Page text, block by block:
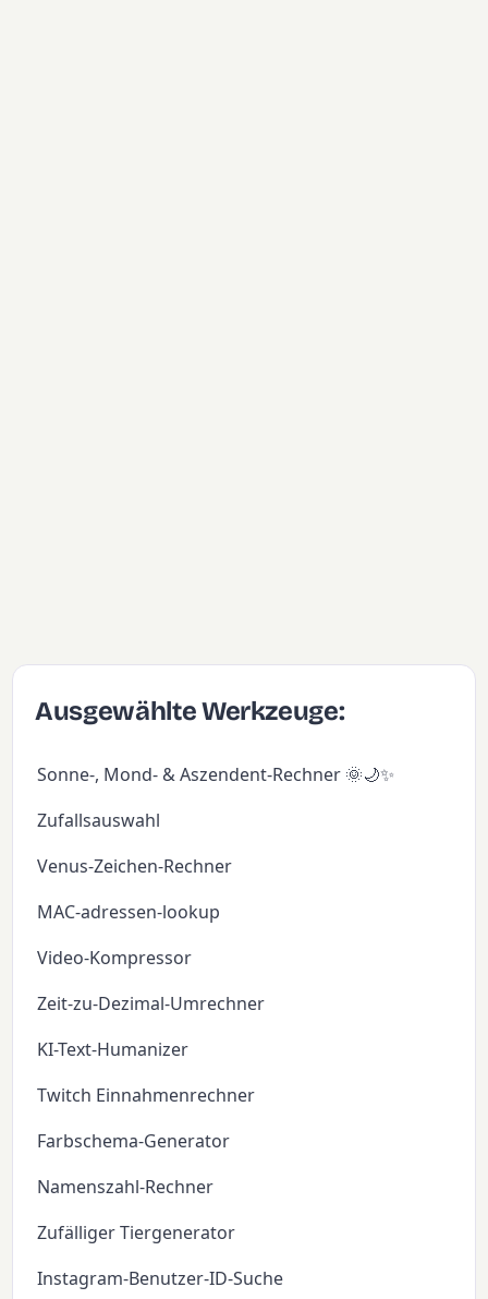
Ausgewählte Werkzeuge:
Sonne-, Mond- & Aszendent-Rechner 🌞🌙✨
Zufallsauswahl
Venus-Zeichen-Rechner
MAC-adressen-lookup
Video-Kompressor
Zeit-zu-Dezimal-Umrechner
KI-Text-Humanizer
Twitch Einnahmenrechner
Farbschema-Generator
Namenszahl-Rechner
Zufälliger Tiergenerator
Instagram-Benutzer-ID-Suche